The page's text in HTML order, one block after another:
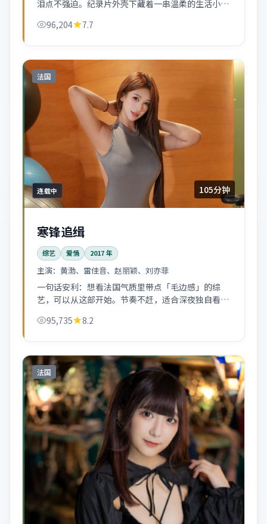
泪点不强迫。纪录片外壳下藏着一串温柔的生活小
96,204 7.7
法国
连载中 105分钟
寒锋追缉
综艺 爱情 2017年
主演： 黄渤、雷佳音、赵丽颖、刘亦菲
一句话安利：想看法国气质里带点「毛边感」的综
艺，可以从这部开始。节奏不赶，适合深夜独自看
95,735 8.2
法国